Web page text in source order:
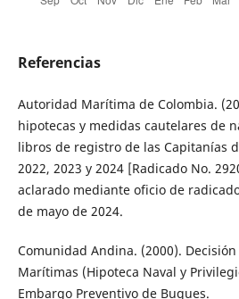
Referencias
Autoridad Marítima de Colombia.
hipotecas y medidas cautelares de
libros de registro de las Capitanías
2022, 2023 y 2024 [Radicado No.
aclarado mediante oficio de
de mayo de 2024.
Comunidad Andina. (2000).
Marítimas (Hipoteca Naval y
Embargo Preventivo de Buques.